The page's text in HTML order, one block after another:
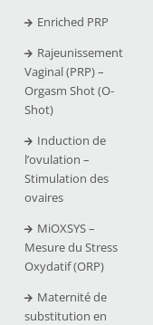
Enriched PRP
Rajeunissement
Vaginal (PRP) –
Orgasm Shot (O-
Shot)
Induction de
l’ovulation –
Stimulation des
ovaires
MiOXSYS –
Mesure du Stress
Oxydatif (ORP)
Maternité de
substitution en